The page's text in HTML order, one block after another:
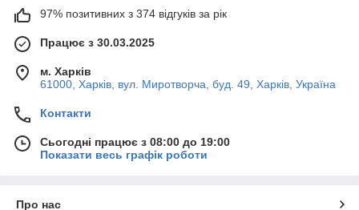
97% позитивних з 374 відгуків за рік
Працює з 30.03.2025
м. Харків
61000, Харків, вул. Миротворча, буд. 49, Харків, Україна
Контакти
Сьогодні працює з 08:00 до 19:00
Показати весь графік роботи
Про нас